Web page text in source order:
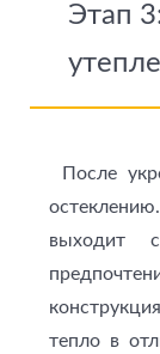
Этап
После
выходит
тепло в